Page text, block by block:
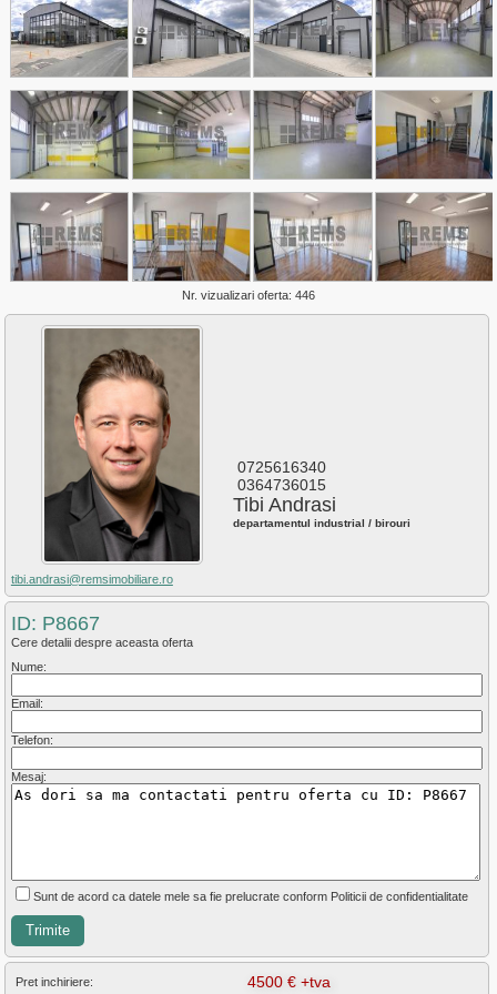
Plopilor
Salicea
Sannicoara
Semicentral
Someseni
Sopor
Zorilor
Nr. vizualizari oferta: 446
0725616340
0364736015
Tibi Andrasi
departamentul industrial / birouri
tibi.andrasi@remsimobiliare.ro
ID: P8667
Cere detalii despre aceasta oferta
Nume:
Email:
Telefon:
Mesaj:
Sunt de acord ca datele mele sa fie prelucrate conform Politicii de confidentialitate
Pret inchiriere: 4500 € +tva